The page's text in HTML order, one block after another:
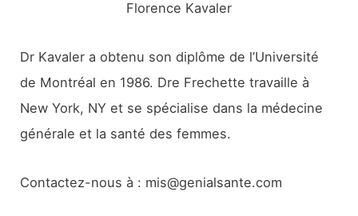
Florence Kavaler
Dr Kavaler a obtenu son diplôme de l’Université
de Montréal en 1986. Dre Frechette travaille à
New York, NY et se spécialise dans la médecine
générale et la santé des femmes.
Contactez-nous à : mis@genialsante.com